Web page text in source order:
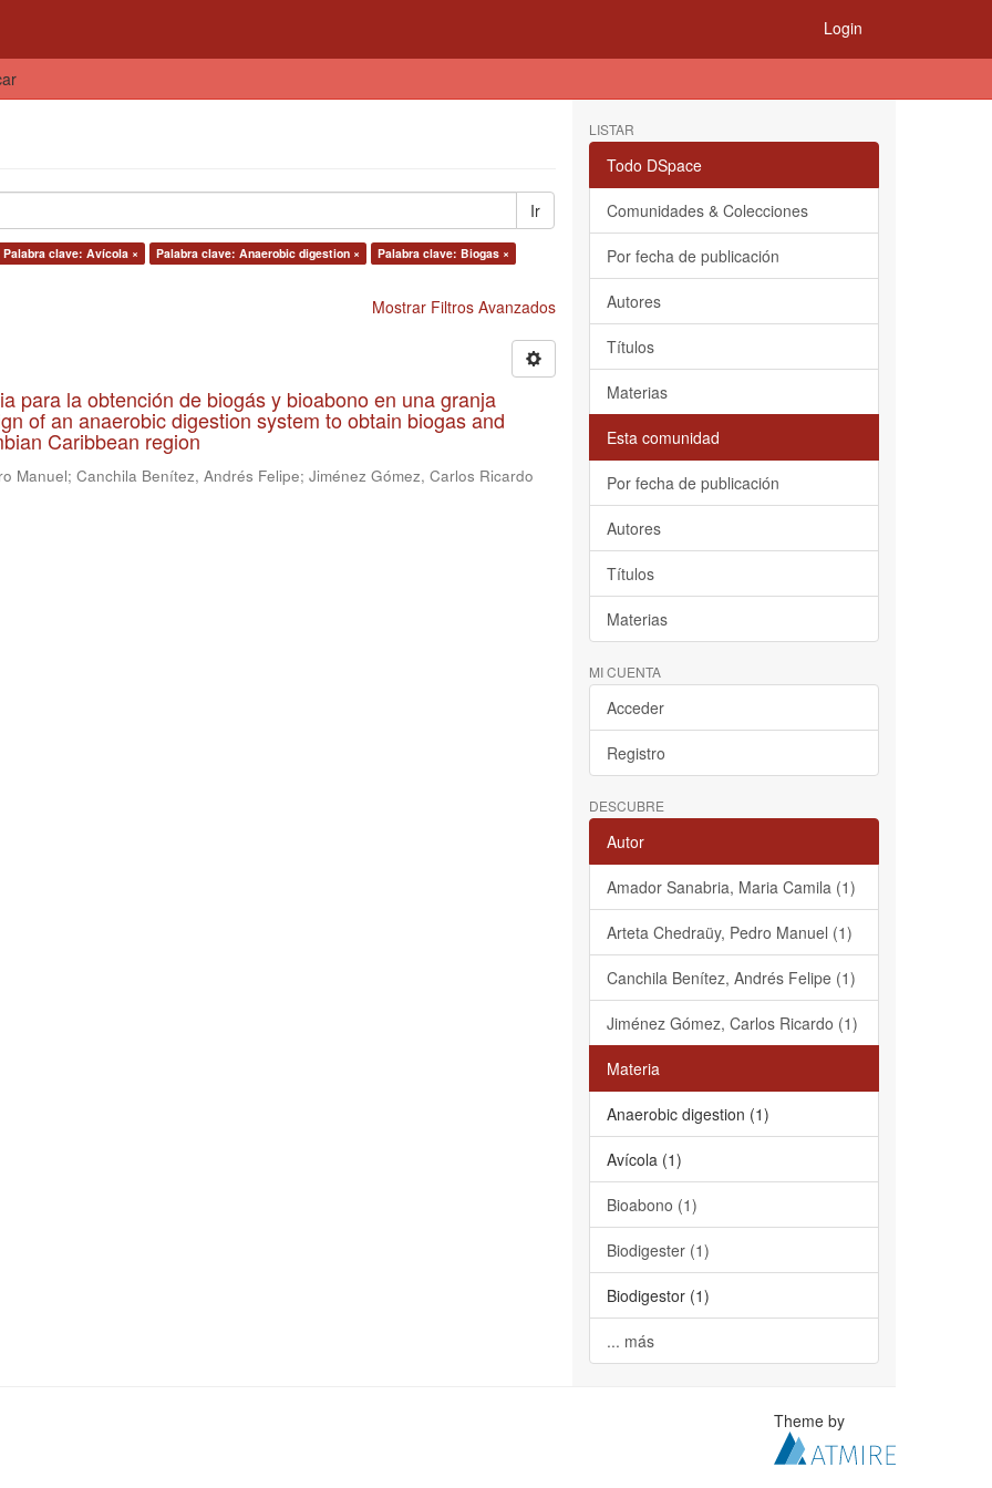
Login
Ir
Palabra clave: Avícola × Palabra clave: Anaerobic digestion ×
Palabra clave: Biogas ×
Mostrar Filtros Avanzados
para la obtención de biogás y bioabono en una granja
of an anaerobic digestion system to obtain biogas and
Caribbean region
Manuel; Canchila Benítez, Andrés Felipe; Jiménez Gómez, Carlos Ricardo
LISTAR
Todo DSpace
Comunidades & Colecciones
Por fecha de publicación
Autores
Títulos
Materias
Esta comunidad
Por fecha de publicación
Autores
Títulos
Materias
MI CUENTA
Acceder
Registro
DESCUBRE
Autor
Amador Sanabria, Maria Camila (1)
Arteta Chedraüy, Pedro Manuel (1)
Canchila Benítez, Andrés Felipe (1)
Jiménez Gómez, Carlos Ricardo (1)
Materia
Anaerobic digestion (1)
Avícola (1)
Bioabono (1)
Biodigester (1)
Biodigestor (1)
... más
Theme by